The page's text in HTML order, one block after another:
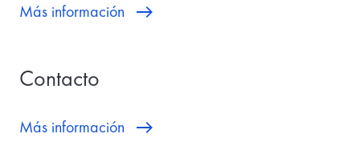
Más información
Contacto
Más información